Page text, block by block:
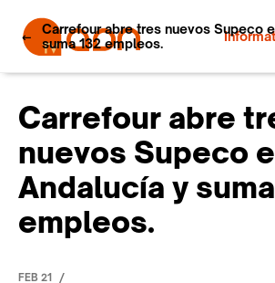
Carrefour abre tres nuevos Supeco
suma 132 empleos.
Carrefour abre
nuevos Supeco
Andalucía y
empleos.
FEB 21 /